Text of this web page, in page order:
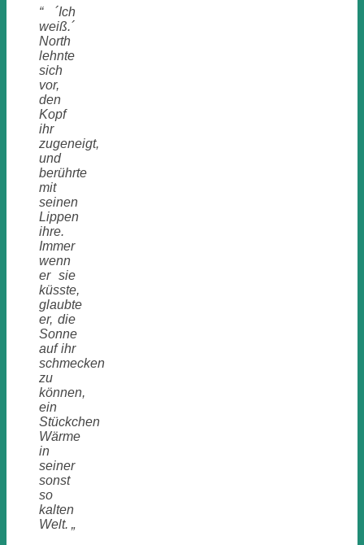
“ ´Ich
weiß.´
North
lehnte
sich
vor,
den
Kopf
ihr
zugeneigt,
und
berührte
mit
seinen
Lippen
ihre.
Immer
wenn
er sie
küsste,
glaubte
er, die
Sonne
auf ihr
schmecken
zu
können,
ein
Stückchen
Wärme
in
seiner
sonst
so
kalten
Welt. „